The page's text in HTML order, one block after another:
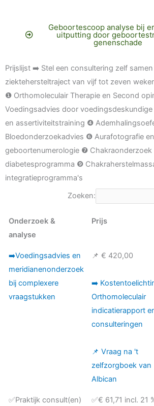
Geboortescoop analyse bij
uitputting door
genenschade
Prijslijst ➡️ Stel een consultering zelf
ziektehersteltraject van vijf tot zeven
❶ Orthomoleculair Therapie en Second
Voedingsadvies door
en assertiviteitstraining ❹
Bloedonderzoekadvies ❻ Aurafotografie en
geboortenumerologie ❼
diabetesprogramma ❾
integratieprogramma's
Zoeken:
Onderzoek &
analyse
Prijs
Onderzoek &
analyse
Prijs
➡️Voedingsadvies en
meridianenonderzoek
bij complexere
vraagstukken
📌 € 420,00
➡️
Orthomoleculair
indicatierapport
consulteringen
📌 Vraag na 't
zelfzorgboek van
Albican
✅Praktijk consult(en)
✅€ 61,71 incl. 21